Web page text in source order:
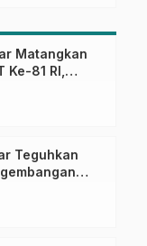
Matangkan
Ke-81 RI,
di Lapangan
Teguhkan
melalui